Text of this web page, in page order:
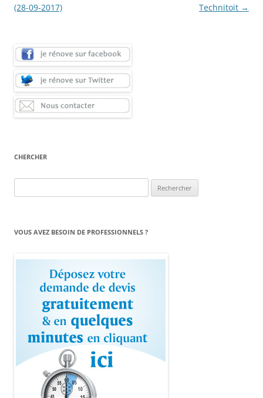
(28-09-2017)
Technitoit →
CHERCHER
VOUS AVEZ BESOIN DE PROFESSIONNELS ?